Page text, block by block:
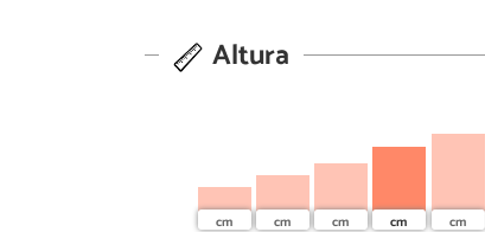
Altura